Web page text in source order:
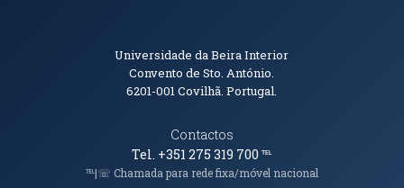
Informações de Contacto
Universidade da Beira Interior
Convento de Sto. António.
6201-001Covilhã. Portugal.
Contactos
Tel. +351 275 319 700℡
℡|☏ Chamada para rede fixa/móvel nacional